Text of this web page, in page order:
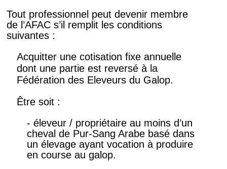
Tout professionnel peut devenir membre
de l’AFAC s’il remplit les conditions
suivantes :
Acquitter une cotisation fixe annuelle
dont une partie est reversé à la
Fédération des Eleveurs du Galop.
Être soit :
- éleveur / propriétaire au moins d’un
cheval de Pur-Sang Arabe basé dans
un élevage ayant vocation à produire
en course au galop.